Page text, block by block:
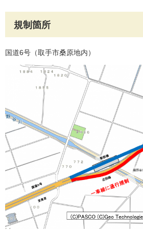
規制箇所
国道6号（取手市桑原地内）